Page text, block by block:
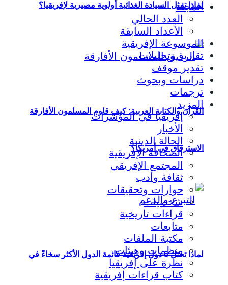
لماذا تمثل السيادة الغذائية أولوية مصيرية لإفريقيا؟
القرآن والكتابة العربية: كيف قاوم المسلمون الأفارقة
الاسترقاق في أمريكا؟
لماذا تحتل 6 دول إفريقية قائمة الدول الأكثر سخاءً في
المجلة
العدد الحالي
الأعداد السابقة
الموسوعة الإفريقية
تقارير وتحليلات
تقدير موقف
دراسات وبحوث
ترجمات
المزيد
إفريقيا في المؤشرات
الأخبار
الحالة الدينية
الصحافة الإفريقية
المجتمع الإفريقي
ثقافة وأدب
حوارات وتحقيقات
شخصيات
قراءات تاريخية
متابعات
مكتبة الملفات
منظمات وهيئات
نظرة على إفريقيا
كتاب قراءات إفريقية